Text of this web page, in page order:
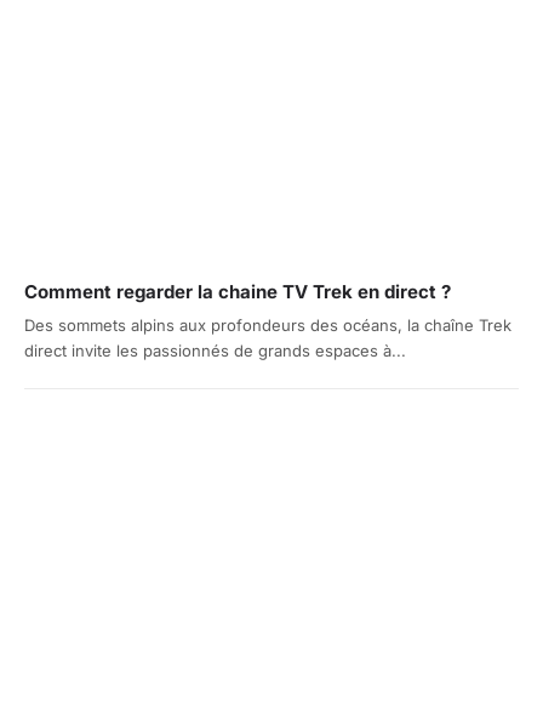
Comment regarder la chaine TV Trek en direct ?
Des sommets alpins aux profondeurs des océans, la chaîne Trek
direct invite les passionnés de grands espaces à...